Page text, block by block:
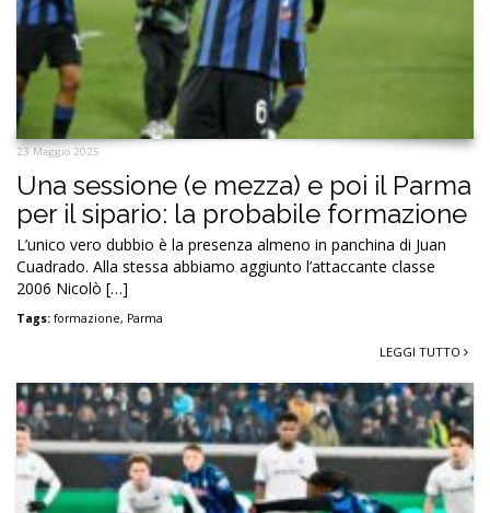
23 Maggio 2025
Una sessione (e mezza) e poi il Parma
per il sipario: la probabile formazione
L’unico vero dubbio è la presenza almeno in panchina di Juan
Cuadrado. Alla stessa abbiamo aggiunto l’attaccante classe
2006 Nicolò […]
Tags: formazione, Parma
LEGGI TUTTO